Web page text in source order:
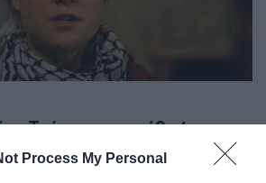
Process My Personal
Τούνμπεργκ «έβαψε»
Κανάλι και τιμωρείται με